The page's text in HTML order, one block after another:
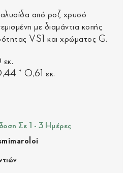
από ροζ χρυσό
με διαμάντια κοπής
VS1 και χρώματος G.
* 0,61 εκ.
Σε 1 - 3 Ημέρες